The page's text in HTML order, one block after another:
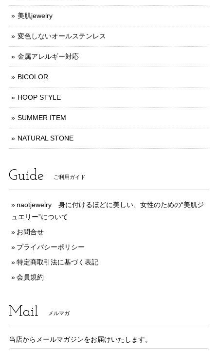
美肌jewelry
変色しないオールステンレス
金属アレルギー対応
BICOLOR
HOOP STYLE
SUMMER ITEM
NATURAL STONE
Guide ご利用ガイド
naotjewelry 身に付けるほどに美しい、女性のための“美肌ジ
ュエリー”について
お問合せ
プライバシーポリシー
特定商取引法に基づく表記
会員規約
Mail メルマガ
当店からメールマガジンをお届けいたします。